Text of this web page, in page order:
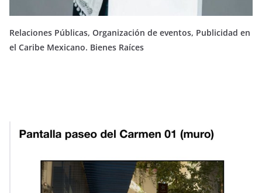
Relaciones Públicas, Organización de eventos, Publicidad en
el Caribe Mexicano. Bienes Raíces